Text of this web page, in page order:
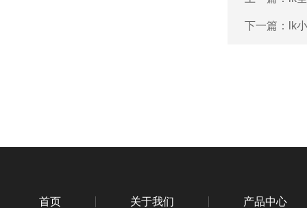
下一篇： lk
首页 关于我们 产品中心